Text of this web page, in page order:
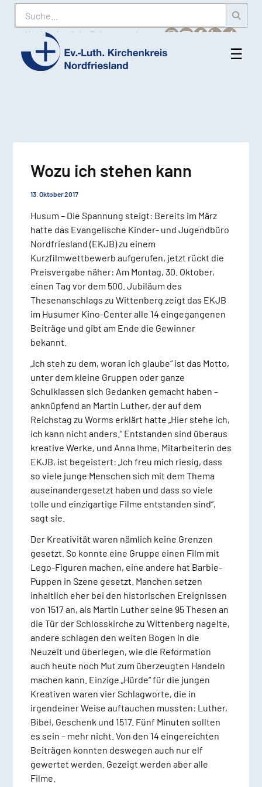
Suche
Karriere Amtliche Bekanntmachungen
Ev.-
☰
Wozu ich stehen kann
13. Oktober 2017
Husum – Die Spannung steigt: Bereits im März
hatte das Evangelische Kinder- und Jugendbüro
Nordfriesland (EKJB) zu einem
Kurzfilmwettbewerb aufgerufen, jetzt rückt die
Preisvergabe näher: Am Montag, 30. Oktober,
einen Tag vor dem 500. Jubiläum des
Thesenanschlags zu Wittenberg zeigt das EKJB
im Husumer Kino-Center alle 14 eingegangenen
Beiträge und gibt am Ende die Gewinner
bekannt.
„Ich steh zu dem, woran ich glaube“ ist das Motto,
unter dem kleine Gruppen oder ganze
Schulklassen sich Gedanken gemacht haben –
anknüpfend an Martin Luther, der auf dem
Reichstag zu Worms erklärt hatte „Hier stehe ich,
ich kann nicht anders.“ Entstanden sind überaus
kreative Werke, und Anna Ihme, Mitarbeiterin des
EKJB, ist begeistert: „Ich freu mich riesig, dass
so viele junge Menschen sich mit dem Thema
auseinandergesetzt haben und dass so viele
tolle und einzigartige Filme entstanden sind“,
sagt sie.
Der Kreativität waren nämlich keine Grenzen
gesetzt. So konnte eine Gruppe einen Film mit
Lego-Figuren machen, eine andere hat Barbie-
Puppen in Szene gesetzt. Manchen setzen
inhaltlich eher bei den historischen Ereignissen
von 1517 an, als Martin Luther seine 95 Thesen an
die Tür der Schlosskirche zu Wittenberg nagelte,
andere schlagen den weiten Bogen in die
Neuzeit und überlegen, wie die Reformation
auch heute noch Mut zum überzeugten Handeln
machen kann. Einzige „Hürde“ für die jungen
Kreativen waren vier Schlagworte, die in
irgendeiner Weise auftauchen mussten: Luther,
Bibel, Geschenk und 1517. Fünf Minuten sollten
es sein – mehr nicht. Von den 14 eingereichten
Beiträgen konnten deswegen auch nur elf
gewertet werden. Gezeigt werden aber alle
Filme.